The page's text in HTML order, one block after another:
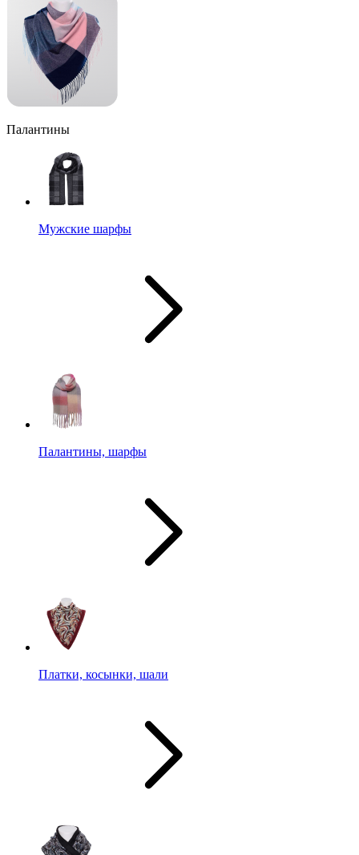
Палантины
Мужские шарфы
Палантины, шарфы
Платки, косынки, шали